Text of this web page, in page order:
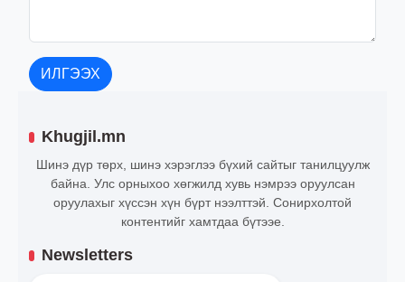
ИЛГЭЭХ
Khugjil.mn
Шинэ дүр төрх, шинэ хэрэглээ бүхий сайтыг танилцуулж
байна. Улс орныхоо хөгжилд хувь нэмрээ оруулсан
оруулахыг хүссэн хүн бүрт нээлттэй. Сонирхолтой
контентийг хамтдаа бүтээе.
Newsletters